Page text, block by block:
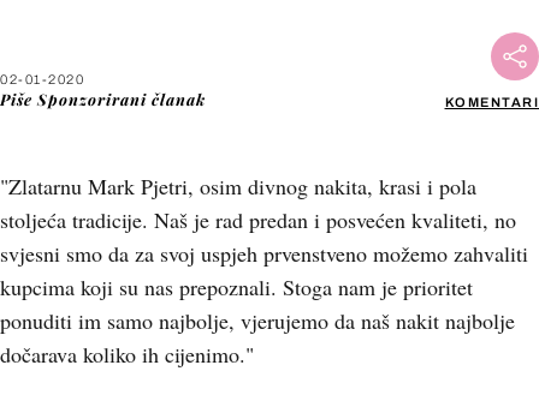
02-01-2020
Piše Sponzorirani članak KOMENTARI
"Zlatarnu Mark Pjetri, osim divnog nakita, krasi i pola
stoljeća tradicije. Naš je rad predan i posvećen kvaliteti, no
svjesni smo da za svoj uspjeh prvenstveno možemo zahvaliti
kupcima koji su nas prepoznali. Stoga nam je prioritet
ponuditi im samo najbolje, vjerujemo da naš nakit najbolje
dočarava koliko ih cijenimo."
WhatsApp